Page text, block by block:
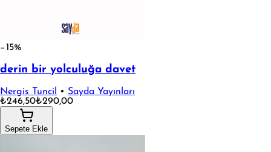
−15%
derin bir yolculuğa davet
Nergis Tuncil • Sayda Yayınları
₺246,50₺290,00
Sepete Ekle